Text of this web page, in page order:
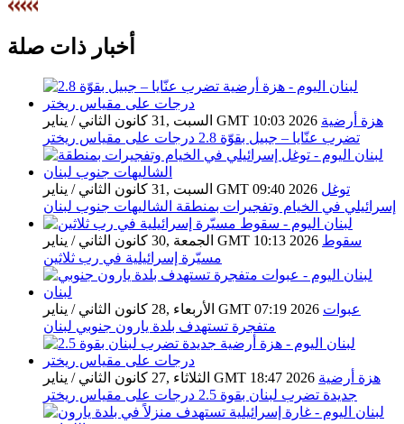
أخبار ذات صلة
السبت ,31 كانون الثاني / يناير GMT 10:03 2026 هزة أرضية
تضرب عنّايا – جبيل بقوّة 2.8 درجات على مقياس ريختر
السبت ,31 كانون الثاني / يناير GMT 09:40 2026 توغل
إسرائيلي في الخيام وتفجيرات بمنطقة الشاليهات جنوب لبنان
الجمعة ,30 كانون الثاني / يناير GMT 10:13 2026 سقوط
مسيّرة إسرائيلية في رب ثلاثين
الأربعاء ,28 كانون الثاني / يناير GMT 07:19 2026 عبوات
متفجرة تستهدف بلدة يارون جنوبي لبنان
الثلاثاء ,27 كانون الثاني / يناير GMT 18:47 2026 هزة أرضية
جديدة تضرب لبنان بقوة 2.5 درجات على مقياس ريختر